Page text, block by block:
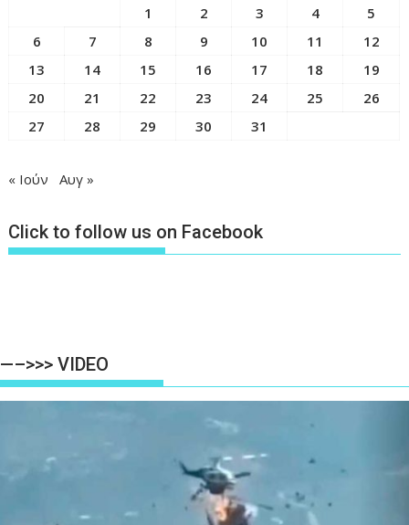
1
2 3 4
5
6
7 8 9 10 11
12
13
14 15 16 17 18
19
20
21 22 23 24 25
26
27
28 29 30 31
« Ιούν Αυγ »
Click to follow us on Facebook
—–>>> VIDEO